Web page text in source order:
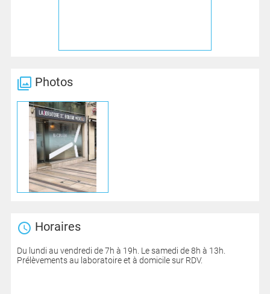
Horaires
Du lundi au vendredi de 7h à 19h. Le samedi de 8h à 13h.
Prélèvements au laboratoire et à domicile sur RDV.
Photos